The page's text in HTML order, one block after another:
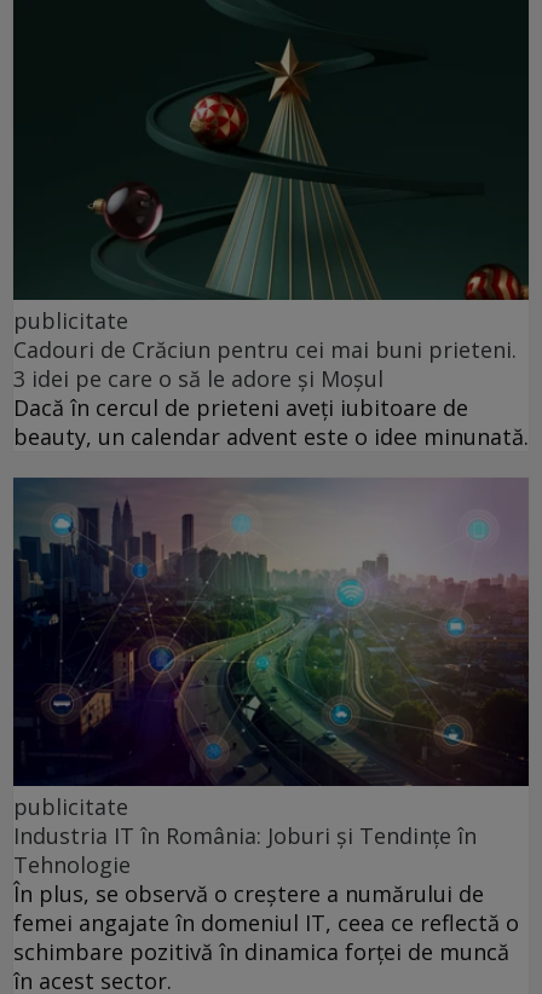
publicitate
Cadouri de Crăciun pentru cei mai buni prieteni.
3 idei pe care o să le adore și Moșul
Dacă în cercul de prieteni aveți iubitoare de
beauty, un calendar advent este o idee minunată.
publicitate
Industria IT în România: Joburi și Tendințe în
Tehnologie
În plus, se observă o creștere a numărului de
femei angajate în domeniul IT, ceea ce reflectă o
schimbare pozitivă în dinamica forței de muncă
în acest sector.